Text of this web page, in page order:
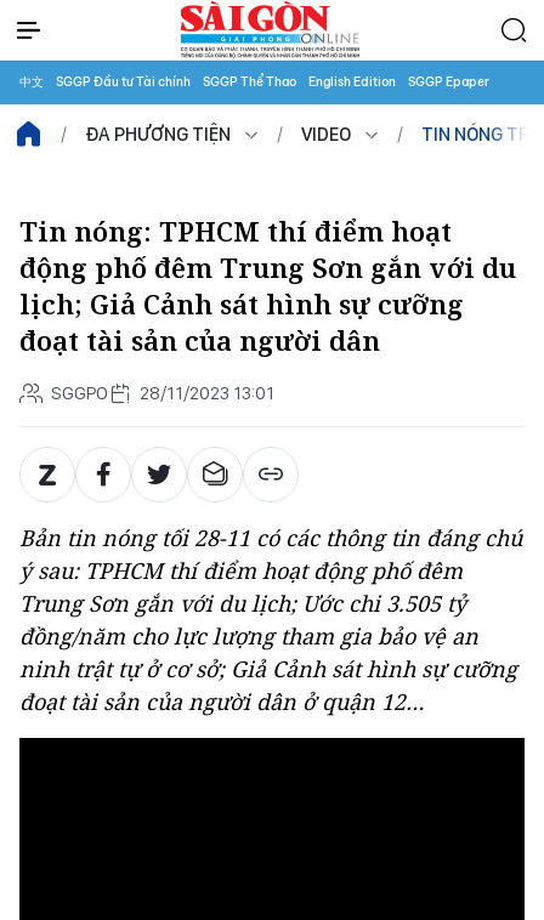
中文 SGGP Đầu tư Tài chính SGGP Thể Thao English Edition SGGP Epaper
ĐA PHƯƠNG TIỆN VIDEO TIN NÓNG
Tin nóng: TPHCM thí điểm hoạt
động phố đêm Trung Sơn gắn với du
lịch; Giả Cảnh sát hình sự cưỡng
đoạt tài sản của người dân
SGGPO 28/11/2023 13:01
Bản tin nóng tối 28-11 có các thông tin đáng chú
ý sau: TPHCM thí điểm hoạt động phố đêm
Trung Sơn gắn với du lịch; Ước chi 3.505 tỷ
đồng/năm cho lực lượng tham gia bảo vệ an
ninh trật tự ở cơ sở; Giả Cảnh sát hình sự cưỡng
đoạt tài sản của người dân ở quận 12…